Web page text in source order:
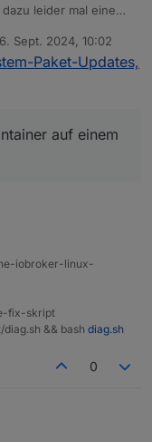
dazu leider mal eine
Container auf
iobroker einloggen
Betriebssystem-
6. Sept. 2024, 10:02
von
Paket-Updates,
auf einem
iobroker-linux-
fix-skript
&& bash diag.sh
0